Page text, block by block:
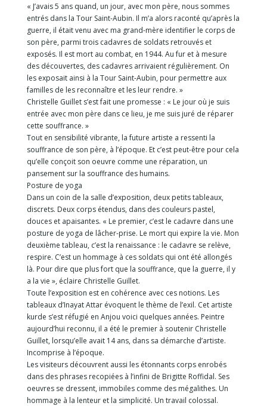
« J’avais 5 ans quand, un jour, avec mon père, nous sommes
entrés dans la Tour Saint-Aubin. Il m’a alors raconté qu’après la
guerre, il était venu avec ma grand-mère identifier le corps de
son père, parmi trois cadavres de soldats retrouvés et
exposés. Il est mort au combat, en 1944. Au fur et à mesure
des découvertes, des cadavres arrivaient régulièrement. On
les exposait ainsi à la Tour Saint-Aubin, pour permettre aux
familles de les reconnaître et les leur rendre. »
Christelle Guillet s’est fait une promesse : « Le jour où je suis
entrée avec mon père dans ce lieu, je me suis juré de réparer
cette souffrance. »
Tout en sensibilité vibrante, la future artiste a ressenti la
souffrance de son père, à l’époque. Et c’est peut-être pour cela
qu’elle conçoit son oeuvre comme une réparation, un
pansement sur la souffrance des humains.
Posture de yoga
Dans un coin de la salle d’exposition, deux petits tableaux,
discrets. Deux corps étendus, dans des couleurs pastel,
douces et apaisantes. « Le premier, c’est le cadavre dans une
posture de yoga de lâcher-prise. Le mort qui expire la vie. Mon
deuxième tableau, c’est la renaissance : le cadavre se relève,
respire. C’est un hommage à ces soldats qui ont été allongés
là. Pour dire que plus fort que la souffrance, que la guerre, il y
a la vie », éclaire Christelle Guillet.
Toute l’exposition est en cohérence avec ces notions. Les
tableaux d’Inayat Attar évoquent le thème de l’exil. Cet artiste
kurde s’est réfugié en Anjou voici quelques années. Peintre
aujourd’hui reconnu, il a été le premier à soutenir Christelle
Guillet, lorsqu’elle avait 14 ans, dans sa démarche d’artiste.
Incomprise à l’époque.
Les visiteurs découvrent aussi les étonnants corps enrobés
dans des phrases recopiées à l’infini de Brigitte Roffidal. Ses
oeuvres se dressent, immobiles comme des mégalithes. Un
hommage à la lenteur et la simplicité. Un travail colossal.